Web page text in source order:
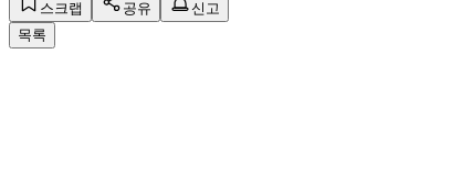
스크랩 공유
신고
목록